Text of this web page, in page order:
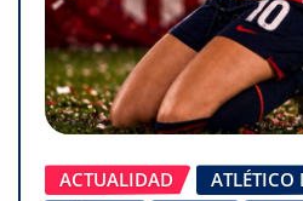
ACTUALIDAD
ATLÉTICO